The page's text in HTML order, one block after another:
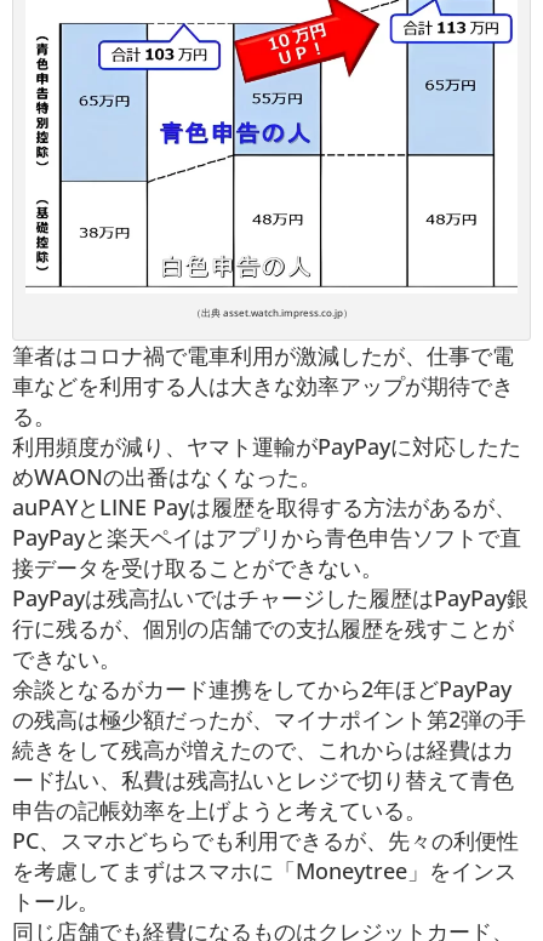
（出典 asset.watch.impress.co.jp）
筆者はコロナ禍で電車利用が激減したが、仕事で電
車などを利用する人は大きな効率アップが期待でき
る。
利用頻度が減り、ヤマト運輸がPayPayに対応したた
めWAONの出番はなくなった。
auPAYとLINE Payは履歴を取得する方法があるが、
PayPayと楽天ペイはアプリから青色申告ソフトで直
接データを受け取ることができない。
PayPayは残高払いではチャージした履歴はPayPay銀
行に残るが、個別の店舗での支払履歴を残すことが
できない。
余談となるがカード連携をしてから2年ほどPayPay
の残高は極少額だったが、マイナポイント第2弾の手
続きをして残高が増えたので、これからは経費はカ
ード払い、私費は残高払いとレジで切り替えて青色
申告の記帳効率を上げようと考えている。
PC、スマホどちらでも利用できるが、先々の利便性
を考慮してまずはスマホに「Moneytree」をインス
トール。
同じ店舗でも経費になるものはクレジットカード、